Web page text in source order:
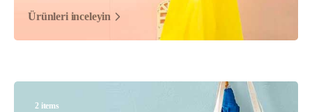
Ürünleri inceleyin
2 items